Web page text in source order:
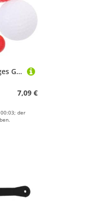
TOBBOMEY 16 Stück Teiliges Golf trainingsball Hohl Verschleißfest Weiß Gelb Blau Rot Hoher Elastizität für Jugendliche Fördert Genauigkeit Kraft und Muskelgedächtnis bei Golfübungen
7,09 €
der